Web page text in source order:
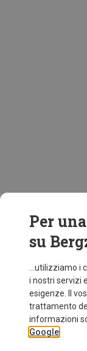
Per
su
...utilizziamo
i nostri servizi
esigenze. Il
trattamento
informazioni
Google